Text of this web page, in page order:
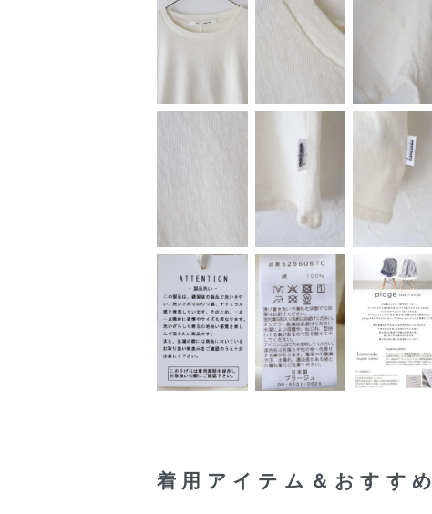
着用アイテム＆おすすめ